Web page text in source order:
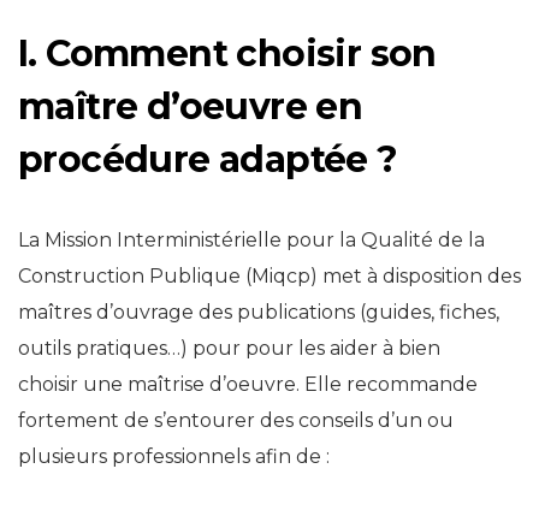
I. Comment choisir son
maître d’oeuvre en
procédure adaptée ?
La Mission Interministérielle pour la Qualité de la
Construction Publique (Miqcp) met à disposition des
maîtres d’ouvrage des publications (guides, fiches,
outils pratiques…) pour pour les aider à bien
choisir une maîtrise d’oeuvre. Elle recommande
fortement de s’entourer des conseils d’un ou
plusieurs professionnels afin de :